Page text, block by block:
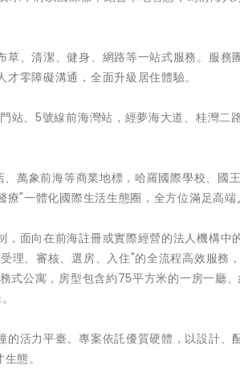
、清潔、健身、網路等一站式服務。服務
零障礙溝通，全面升級居住體驗。
站、5號線前海灣站，經夢海大道、桂灣二
萬象前海等商業地標，哈羅國際學校、國
"一體化國際生活生態圈，全方位滿足高端
面向在前海註冊或實際經營的法人機構中
理、審核、選房、入住"的全流程高效服務
公寓，房型包含約75平方米的一房一廳、
活力平臺。專案依託優質硬體，以設計、
態。